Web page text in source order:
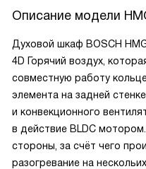
Описание модели
Духовой шкаф BOSCH
4D Горячий воздух,
совместную работу
элемента на задней
и конвекционного
в действие BLDC
стороны, за счёт чего
разогревание на